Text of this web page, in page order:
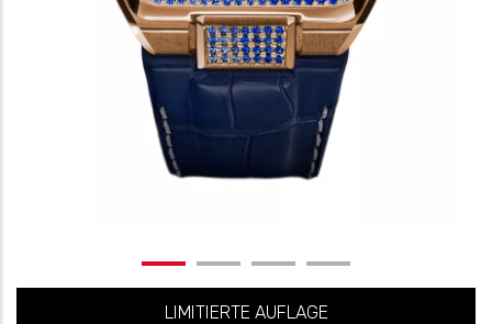
LIMITIERTE AUFLAGE